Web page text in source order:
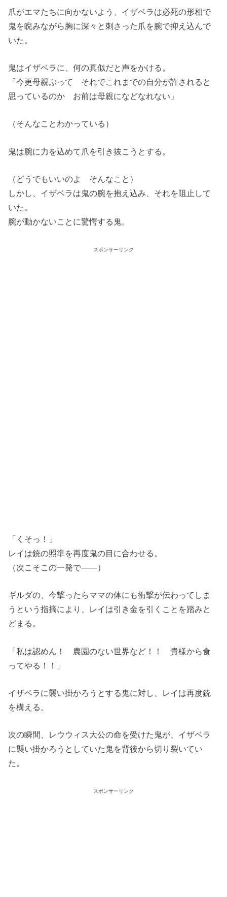
爪がエマたちに向かないよう、イザベラは必死の形相で
鬼を睨みながら胸に深々と刺さった爪を腕で抑え込んで
いた。
鬼はイザベラに、何の真似だと声をかける。
「今更母親ぶって それでこれまでの自分が許されると
思っているのか お前は母親になどなれない」
（そんなことわかっている）
鬼は腕に力を込めて爪を引き抜こうとする。
（どうでもいいのよ そんなこと）
しかし、イザベラは鬼の腕を抱え込み、それを阻止して
いた。
腕が動かないことに驚愕する鬼。
スポンサーリンク
「くそっ！」
レイは銃の照準を再度鬼の目に合わせる。
（次こそこの一発で――）
ギルダの、今撃ったらママの体にも衝撃が伝わってしま
うという指摘により、レイは引き金を引くことを踏みと
どまる。
「私は認めん！ 農園のない世界など！！ 貴様から食
ってやる！！」
イザベラに襲い掛かろうとする鬼に対し、レイは再度銃
を構える。
次の瞬間、レウウィス大公の命を受けた鬼が、イザベラ
に襲い掛かろうとしていた鬼を背後から切り裂いてい
た。
スポンサーリンク